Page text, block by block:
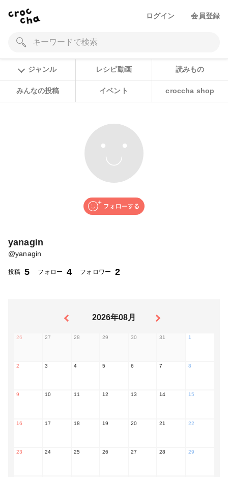
ログイン 会員登録
ジャンル レシピ動画 読みもの
みんなの投稿 イベント croccha shop
yanagin
@yanagin
投稿 5 フォロー 4 フォロワー 2
2026年08月
26 27 28 29 30 31 1
2 3 4 5 6 7 8
9 10 11 12 13 14 15
16 17 18 19 20 21 22
23 24 25 26 27 28 29